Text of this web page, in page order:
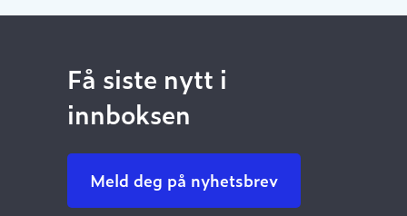
Få siste nytt i
innboksen
Meld deg på nyhetsbrev